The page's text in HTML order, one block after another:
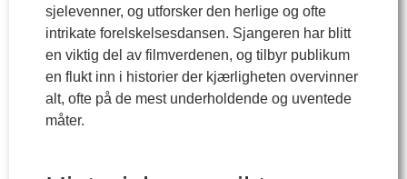
sjelevenner, og utforsker den herlige og ofte
intrikate forelskelsesdansen. Sjangeren har blitt
en viktig del av filmverdenen, og tilbyr publikum
en flukt inn i historier der kjærligheten overvinner
alt, ofte på de mest underholdende og uventede
måter.